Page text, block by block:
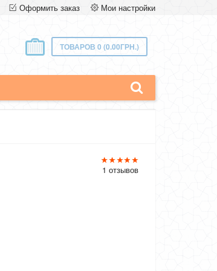
Оформить заказ Мои настройки
ТОВАРОВ 0 (0.00ГРН.)
1 отзывов